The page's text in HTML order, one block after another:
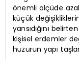
önemli ölçüde
küçük
yansıdığını
kişisel erdemler
huzurun yapı